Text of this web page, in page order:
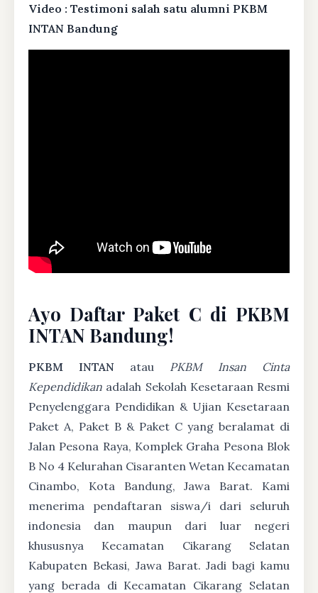
Video : Testimoni salah satu alumni PKBM
INTAN Bandung
Ayo Daftar Paket C di PKBM
INTAN Bandung!
PKBM INTAN atau PKBM Insan Cinta
Kependidikan adalah Sekolah Kesetaraan Resmi
Penyelenggara Pendidikan & Ujian Kesetaraan
Paket A, Paket B & Paket C yang beralamat di
Jalan Pesona Raya, Komplek Graha Pesona Blok
B No 4 Kelurahan Cisaranten Wetan Kecamatan
Cinambo, Kota Bandung, Jawa Barat. Kami
menerima pendaftaran siswa/i dari seluruh
indonesia dan maupun dari luar negeri
khususnya Kecamatan Cikarang Selatan
Kabupaten Bekasi, Jawa Barat. Jadi bagi kamu
yang berada di Kecamatan Cikarang Selatan